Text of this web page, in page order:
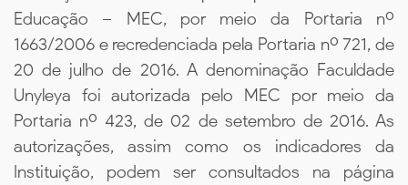
Educação – MEC, por meio da Portaria nº
1663/2006 e recredenciada pela Portaria nº 721, de
20 de julho de 2016. A denominação Faculdade
Unyleya foi autorizada pelo MEC por meio da
Portaria nº 423, de 02 de setembro de 2016. As
autorizações, assim como os indicadores da
Instituição, podem ser consultados na página